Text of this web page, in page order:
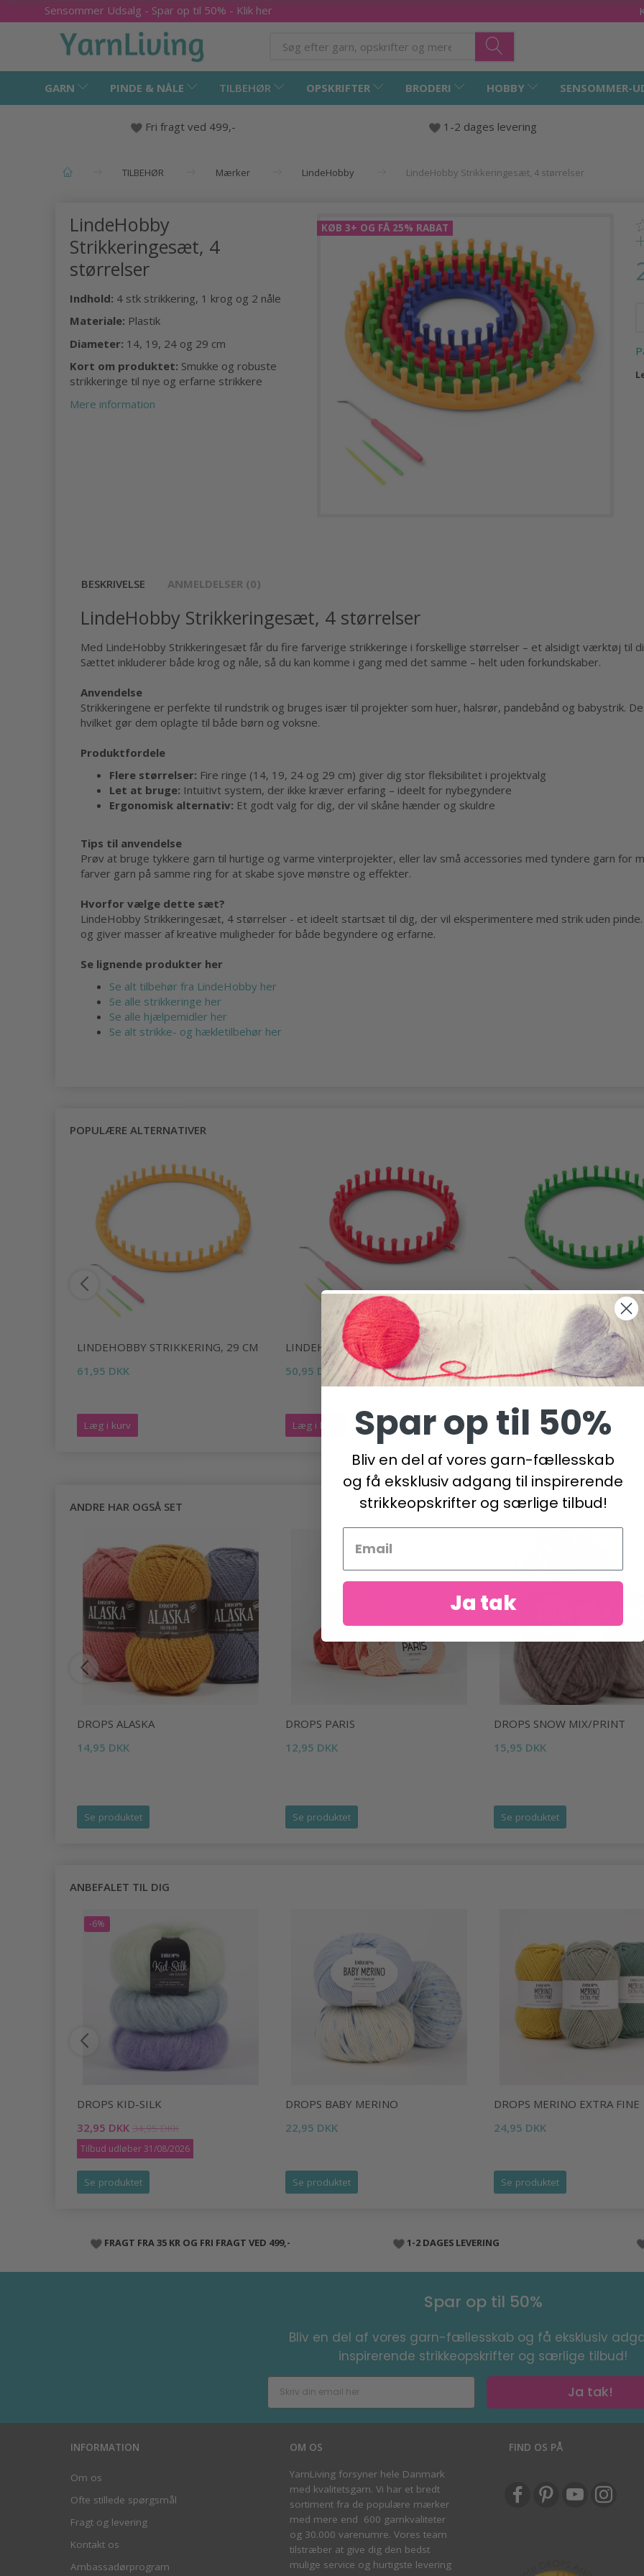
Sensommer Udsalg - Spar op til 50% - Klik her
GARN PINDE & NÅLE TILBEHØR OPSKRIFTER BRODERI HOBBY SENSOMMER-
Fri fragt ved 499,- 1-2 dages levering
TILBEHØR Mærker LindeHobby LindeHobby Strikkeringesæt, 4 størrelser
LindeHobby
Strikkeringesæt, 4
størrelser
Indhold: 4 stk strikkering, 1 krog og 2 nåle
Materiale: Plastik
Diameter: 14, 19, 24 og 29 cm
Kort om produktet: Smukke og robuste
strikkeringe til nye og erfarne strikkere
Mere information
KØB 3+ OG FÅ 25% RABAT
BESKRIVELSE ANMELDELSER (0)
LindeHobby Strikkeringesæt, 4 størrelser
Med LindeHobby Strikkeringesæt får du fire farverige strikkeringe i forskellige størrelser – et alsidigt værktøj til
Sættet inkluderer både krog og nåle, så du kan komme i gang med det samme – helt uden forkundskaber.
Anvendelse
Strikkeringene er perfekte til rundstrik og bruges især til projekter som huer, halsrør, pandebånd og babystrik.
hvilket gør dem oplagte til både børn og voksne.
Produktfordele
Flere størrelser: Fire ringe (14, 19, 24 og 29 cm) giver dig stor fleksibilitet i projektvalg
Let at bruge: Intuitivt system, der ikke kræver erfaring – ideelt for nybegyndere
Ergonomisk alternativ: Et godt valg for dig, der vil skåne hænder og skuldre
Tips til anvendelse
Prøv at bruge tykkere garn til hurtige og varme vinterprojekter, eller lav små accessories med tyndere garn for
farver garn på samme ring for at skabe sjove mønstre og effekter.
Hvorfor vælge dette sæt?
LindeHobby Strikkeringesæt, 4 størrelser - et ideelt startsæt til dig, der vil eksperimentere med strik uden
og giver masser af kreative muligheder for både begyndere og erfarne.
Se lignende produkter her
Se alt tilbehør fra LindeHobby her
Se alle strikkeringe her
Se alle hjælpemidler her
Se alt strikke- og hækletilbehør her
POPULÆRE ALTERNATIVER
LINDEHOBBY STRIKKERING, 29 CM
61,95 DKK
Læg i kurv
LINDEHOBBY STRIKKERING, 19 CM
50,95 DKK
Læg i kurv
LINDEHOBBY
54,95 DKK
Læg i kurv
ANDRE HAR OGSÅ SET
DROPS ALASKA
14,95 DKK
Se produktet
DROPS PARIS
12,95 DKK
Se produktet
DROPS SNOW MIX/PRINT
15,95 DKK
Se produktet
ANBEFALET TIL DIG
-6%
DROPS KID-SILK
32,95 DKK 34,95 DKK
Tilbud udløber 31/08/2026
Se produktet
DROPS BABY MERINO
22,95 DKK
Se produktet
DROPS MERINO EXTRA FINE
24,95 DKK
Se produktet
FRAGT FRA 35 KR OG FRI FRAGT VED 499,- 1-2 DAGES LEVERING
Spar op til 50%
Bliv en del af vores garn-fællesskab og få eksklusiv
inspirerende strikkeopskrifter og særlige tilbud!
Ja tak!
INFORMATION
Om os
Ofte stillede spørgsmål
Fragt og levering
Kontakt os
Ambassadørprogram
OM OS
YarnLiving forsyner hele Danmark
med kvalitetsgarn. Vi har et bredt
sortiment fra de populære mærker
med mere end 600 garnkvaliteter
og 30.000 varenumre. Vores team
tilstræber at give dig den bedst
mulige service og hurtigste levering
FIND OS PÅ
Spar op til 50%
Bliv en del af vores garn-fællesskab
og få eksklusiv adgang til inspirerende
strikkeopskrifter og særlige tilbud!
Ja tak